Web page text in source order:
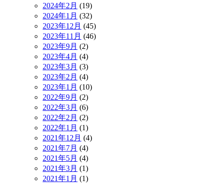
2024年2月 (19)
2024年1月 (32)
2023年12月 (45)
2023年11月 (46)
2023年9月 (2)
2023年4月 (4)
2023年3月 (3)
2023年2月 (4)
2023年1月 (10)
2022年9月 (2)
2022年3月 (6)
2022年2月 (2)
2022年1月 (1)
2021年12月 (4)
2021年7月 (4)
2021年5月 (4)
2021年3月 (1)
2021年1月 (1)